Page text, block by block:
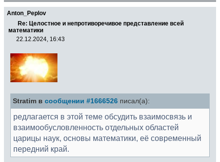
Anton_Peplov
Re: Целостное и непротиворечивое представление всей
математики
22.12.2024, 16:43
Stratim в сообщении #1666526 писал(а):
редлагается в этой теме обсудить взаимосвязь и
взаимообусловленность отдельных областей
царицы наук, основы математики, её современный
передний край.